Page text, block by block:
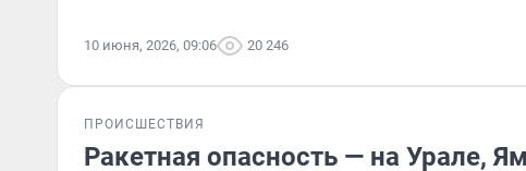
10 июня, 2026, 09:06 20 246
ПРОИСШЕСТВИЯ
Ракетная опасность — на Урале,